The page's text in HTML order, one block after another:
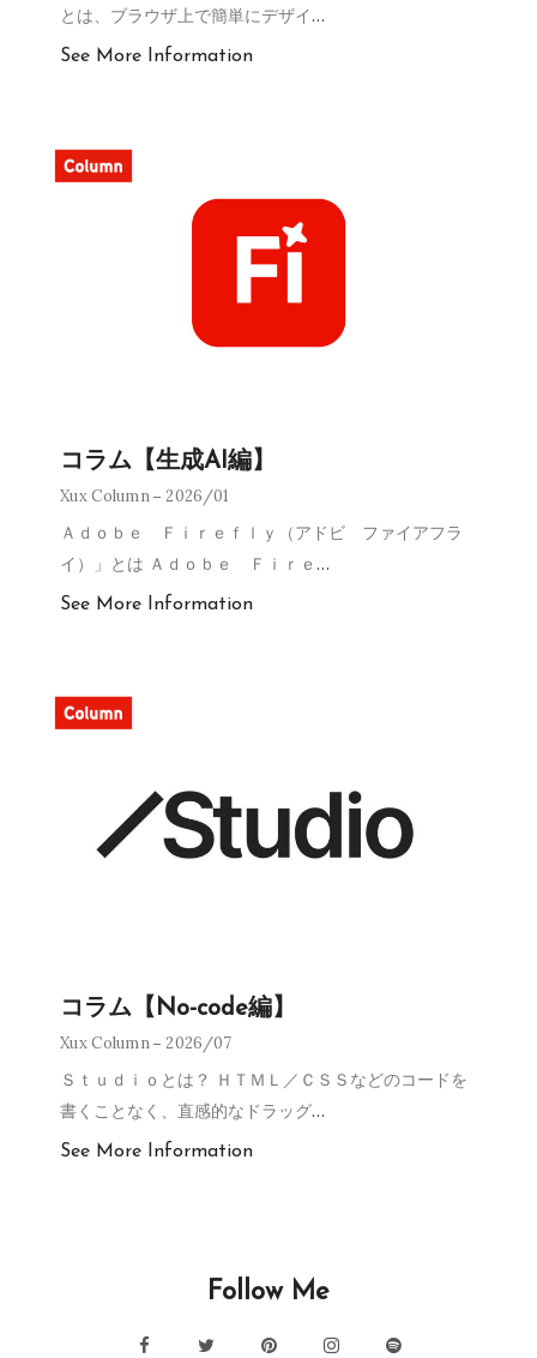
とは、ブラウザ上で簡単にデザイ…
See More Information
コラム【生成AI編】
Xux Column 2026/01
Ａｄｏｂｅ Ｆｉｒｅｆｌｙ（アドビ ファイアフラ
イ）」とは Ａｄｏｂｅ Ｆｉｒｅ …
See More Information
コラム【No-code編】
Xux Column 2026/07
Ｓｔｕｄｉｏとは？ ＨＴＭＬ／ＣＳＳなどのコードを
書くことなく、直感的なドラッグ…
See More Information
Follow Me